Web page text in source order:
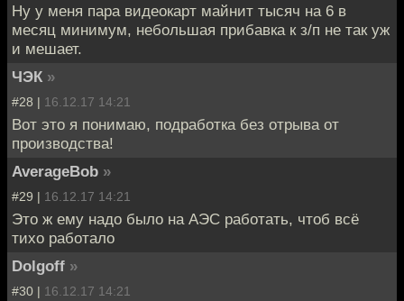
Ну у меня пара видеокарт майнит тысяч на 6 в
месяц минимум, небольшая прибавка к з/п не так уж
и мешает.
ЧЭК »
#28 | 16.12.17 14:21
Вот это я понимаю, подработка без отрыва от
производства!
AverageBob »
#29 | 16.12.17 14:21
Это ж ему надо было на АЭС работать, чтоб всё
тихо работало
Dolgoff »
#30 | 16.12.17 14:21